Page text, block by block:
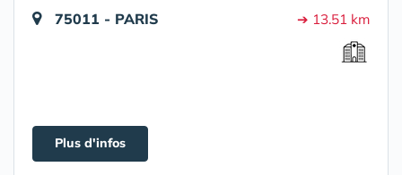
75011 - PARIS ➔ 13.51 km
Plus d'infos